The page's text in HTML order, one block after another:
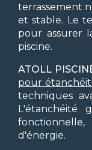
terrassement
et stable. Le
pour assurer
piscine.
ATOLL
pour
techniques
L'étanchéité
d'énergie.